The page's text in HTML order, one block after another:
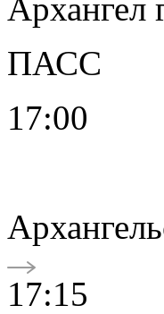
Архангел
ПАСС
17:00
17:15